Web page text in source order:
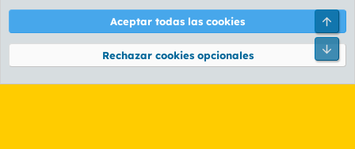
Términos y reglas Política de privacidad Ayuda
Community platform by XenForo® © 2010-2026 XenForo Ltd.
Aceptar todas las cookies
Rechazar cookies opcionales
Pie